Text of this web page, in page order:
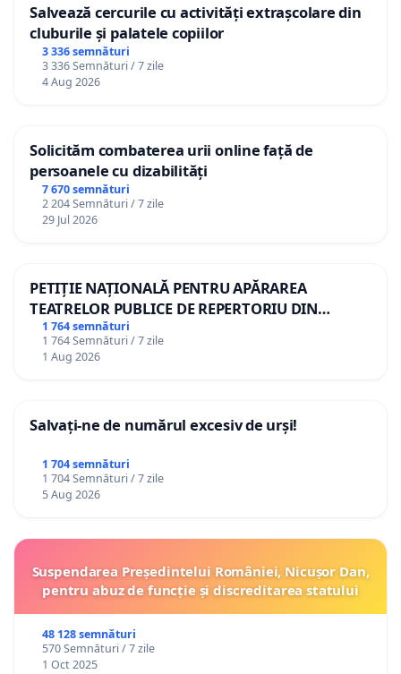
Salvează cercurile cu activități extrașcolare din
cluburile și palatele copiilor
3 336 semnături
3 336 Semnături / 7 zile
4 Aug 2026
Solicităm combaterea urii online față de
persoanele cu dizabilități
7 670 semnături
2 204 Semnături / 7 zile
29 Jul 2026
PETIȚIE NAȚIONALĂ PENTRU APĂRAREA
TEATRELOR PUBLICE DE REPERTORIU DIN
ROMÂNIA
1 764 semnături
1 764 Semnături / 7 zile
1 Aug 2026
Salvați-ne de numărul excesiv de urși!
1 704 semnături
1 704 Semnături / 7 zile
5 Aug 2026
Suspendarea Președintelui României, Nicușor Dan,
pentru abuz de funcție și discreditarea statului
48 128 semnături
570 Semnături / 7 zile
1 Oct 2025